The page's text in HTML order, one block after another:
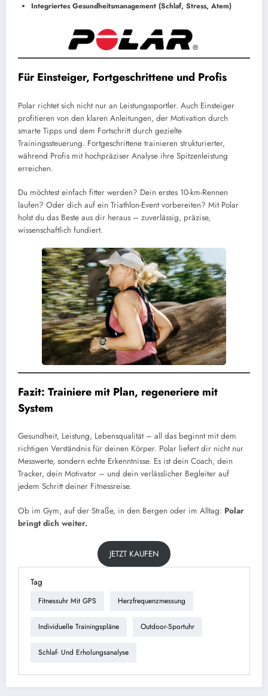
Integriertes Gesundheitsmanagement (Schlaf, Stress, Atem)
Für Einsteiger, Fortgeschrittene und Profis
Polar richtet sich nicht nur an Leistungssportler. Auch Einsteiger
profitieren von den klaren Anleitungen, der Motivation durch
smarte Tipps und dem Fortschritt durch gezielte
Trainingssteuerung. Fortgeschrittene trainieren strukturierter,
während Profis mit hochpräziser Analyse ihre Spitzenleistung
erreichen.
Du möchtest einfach fitter werden? Dein erstes 10-km-Rennen
laufen? Oder dich auf ein Triathlon-Event vorbereiten? Mit Polar
holst du das Beste aus dir heraus – zuverlässig, präzise,
wissenschaftlich fundiert.
Fazit: Trainiere mit Plan, regeneriere mit
System
Gesundheit, Leistung, Lebensqualität – all das beginnt mit dem
richtigen Verständnis für deinen Körper. Polar liefert dir nicht nur
Messwerte, sondern echte Erkenntnisse. Es ist dein Coach, dein
Tracker, dein Motivator – und dein verlässlicher Begleiter auf
jedem Schritt deiner Fitnessreise.
Ob im Gym, auf der Straße, in den Bergen oder im Alltag: Polar
bringt dich weiter.
JETZT KAUFEN
Tag
Fitnessuhr Mit GPS Herzfrequenzmessung
Individuelle Trainingspläne Outdoor-Sportuhr
Schlaf- Und Erholungsanalyse